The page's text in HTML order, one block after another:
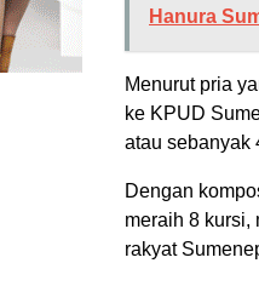
Hanura
Menurut pria
ke KPUD
atau sebanyak
Dengan
meraih 8 kursi,
rakyat